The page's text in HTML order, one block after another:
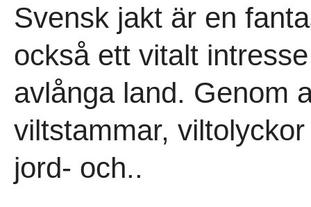
Svensk jakt är en
också ett vitalt
avlånga land. Genom
viltstammar,
jord- och..